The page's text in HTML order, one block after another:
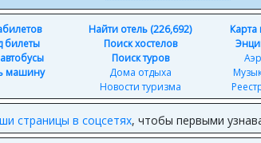
билеты
машину
Найти отель (226,692)
Поиск хостелов
Поиск туров
Дома отдыха
Новости туризма
страницы в соцсетях, чтобы первыми